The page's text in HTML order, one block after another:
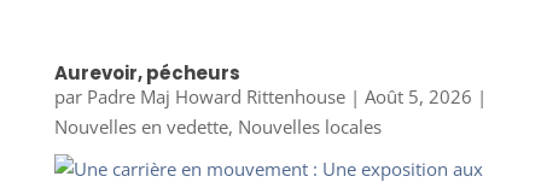
Aurevoir, pécheurs
par Padre Maj Howard Rittenhouse| Août 5, 2026 |
Nouvelles en vedette, Nouvelles locales